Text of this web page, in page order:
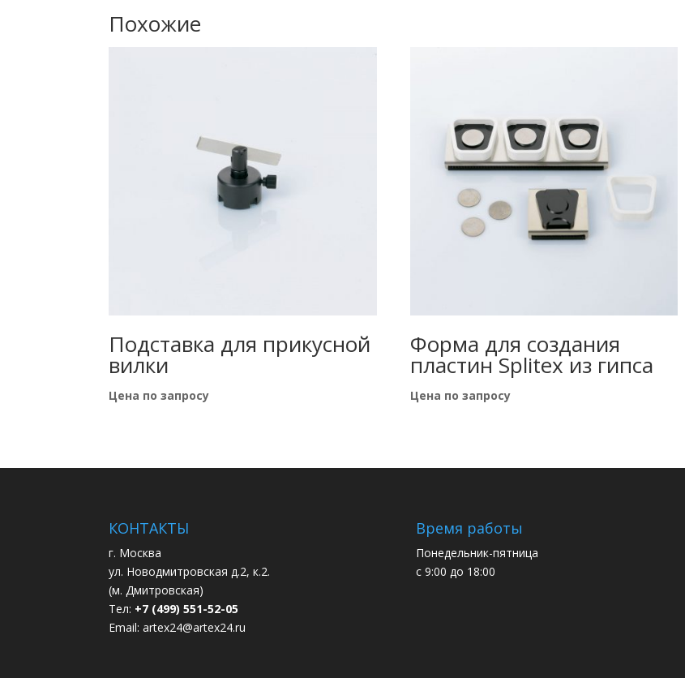
Похожие
Подставка для прикусной
вилки
Цена по запросу
Форма для создания
пластин Splitex из гипса
Цена по запросу
КОНТАКТЫ
г. Москва
ул. Новодмитровская д.2, к.2.
(м. Дмитровская)
Тел: +7 (499) 551-52-05
Email:artex24@artex24.ru
Время работы
Понедельник-пятница
с 9:00 до 18:00